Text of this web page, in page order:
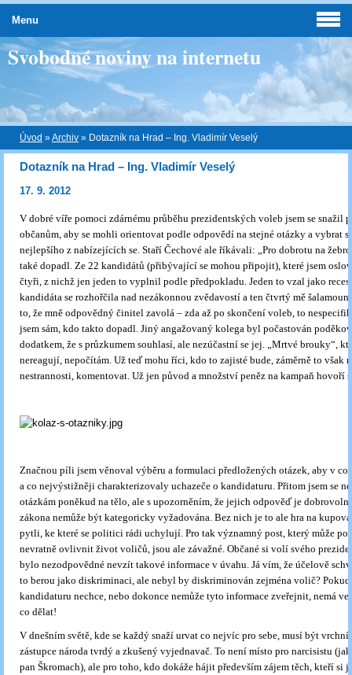
Svobodné noviny na internetu
Úvod »Archiv » Dotazník na Hrad – Ing. Vladimír Veselý
Dotazník na Hrad – Ing. Vladimír Veselý
17. 9. 2012
V dobré víře pomoci zdárnému průběhu prezidentských voleb jsem se snažil
občanům, aby se mohli orientovat podle odpovědí na stejné otázky a vybrat
nejlepšího z nabízejících se. Staří Čechové ale říkávali: „Pro dobrotu na
také dopadl. Ze 22 kandidátů (přibývající se mohou připojit), které jsem
čtyři, z nichž jen jeden to vyplnil podle předpokladu. Jeden to vzal jako
kandidáta se rozhořčila nad nezákonnou zvědavostí a ten čtvrtý mě
to, že mně odpovědný činitel zavolá – zda až po skončení voleb, to
jsem sám, kdo takto dopadl. Jiný angažovaný kolega byl počastován
dodatkem, že s průzkumem souhlasí, ale nezúčastní se jej. „Mrtvé brouky“,
nereagují, nepočítám. Už teď mohu říci, kdo to zajisté bude, záměrně to však
nestrannosti, komentovat. Už jen původ a množství peněz na kampaň hovoří
Značnou píli jsem věnoval výběru a formulaci předložených otázek, aby v co
a co nejvýstižněji charakterizovaly uchazeče o kandidaturu. Přitom jsem se
otázkám poněkud na tělo, ale s upozorněním, že jejich odpověď je
zákona nemůže být kategoricky vyžadována. Bez nich je to ale hra na
pytli, ke které se politici rádi uchylují. Pro tak významný post, který může
nevratně ovlivnit život voličů, jsou ale závažné. Občané si volí svého
bylo nezodpovědné nevzít takové informace v úvahu. Já vím, že účelově
to berou jako diskriminaci, ale nebyl by diskriminován zejména volič? Pokud
kandidaturu nechce, nebo dokonce nemůže tyto informace zveřejnit, nemá ve
co dělat!
V dnešním světě, kde se každý snaží urvat co nejvíc pro sebe, musí být
zástupce národa tvrdý a zkušený vyjednavač. To není místo pro narcisistu
pan Škromach), ale pro toho, kdo dokáže hájit především zájem těch, kteří si
Menu